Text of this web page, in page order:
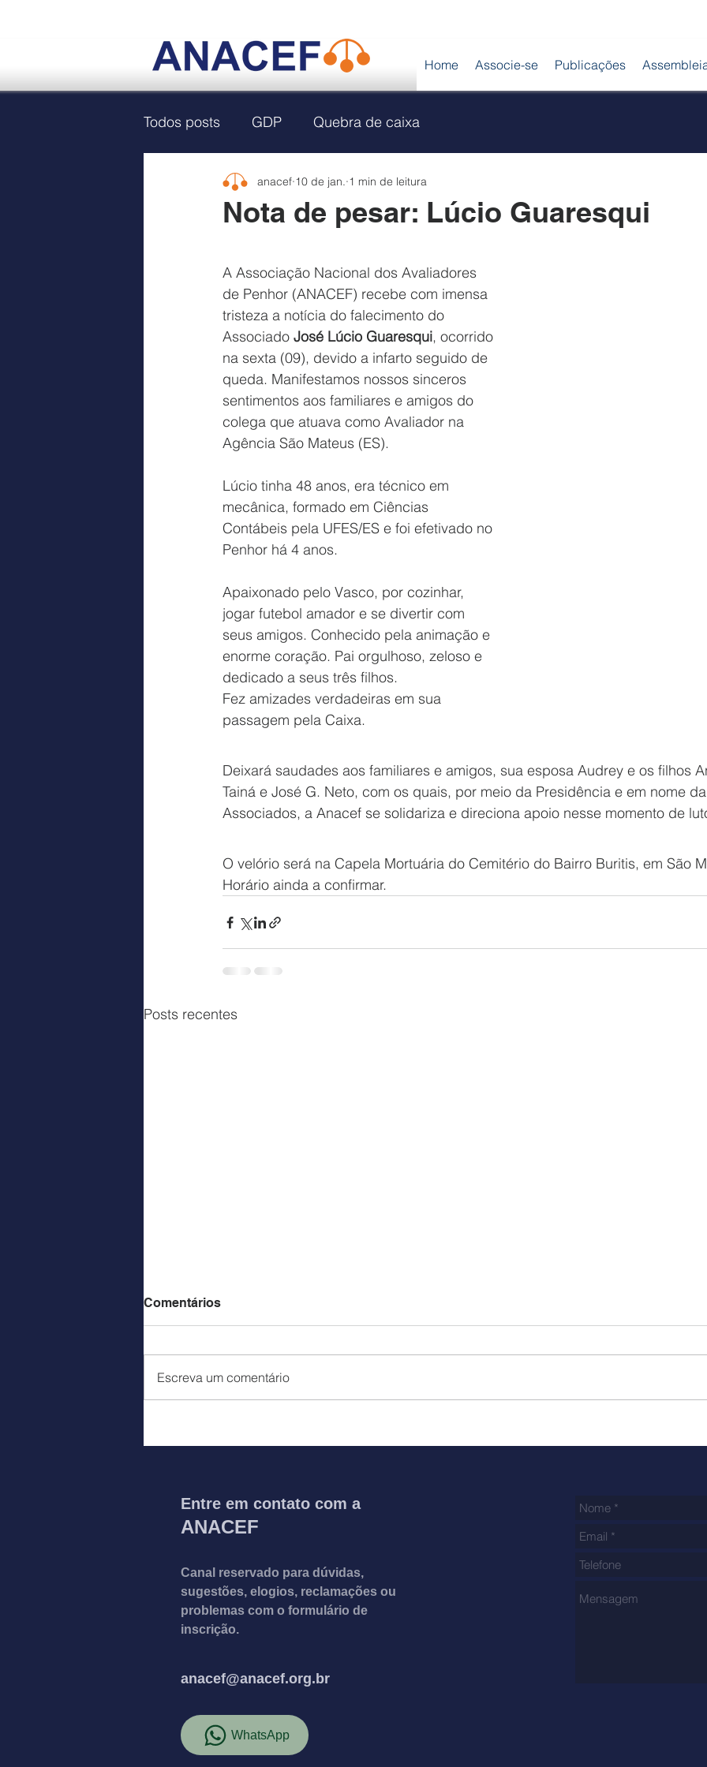
Home Associe-se Publicações
Todos posts GDP Quebra de caixa
Nota de pesar: Lúcio Guaresqui
anacef 10 de jan. 1 min de leitura
A Associação Nacional dos Avaliadores
de Penhor (ANACEF) recebe com imensa
tristeza a notícia do falecimento do
Associado José Lúcio Guaresqui, ocorrido
na sexta (09), devido a infarto seguido de
queda. Manifestamos nossos sinceros
sentimentos aos familiares e amigos do
colega que atuava como Avaliador na
Agência São Mateus (ES).
Lúcio tinha 48 anos, era técnico em
mecânica, formado em Ciências
Contábeis pela UFES/ES e foi efetivado no
Penhor há 4 anos.
Apaixonado pelo Vasco, por cozinhar,
jogar futebol amador e se divertir com
seus amigos. Conhecido pela animação e
enorme coração. Pai orgulhoso, zeloso e
dedicado a seus três filhos.
Fez amizades verdadeiras em sua
passagem pela Caixa.
Deixará saudades aos familiares e amigos, sua esposa Audrey e os filhos
Tainá e José G. Neto, com os quais, por meio da Presidência e em nome
Associados, a Anacef se solidariza e direciona apoio nesse momento de
O velório será na Capela Mortuária do Cemitério do Bairro Buritis, em São
Horário ainda a confirmar.
Posts recentes
Silveira Pessoa da Silva
ampla maioria, ajuizamento
Comentários
Escreva um comentário
Entre em contato com a
ANACEF
Canal reservado para dúvidas,
sugestões, elogios, reclamações ou
problemas com o formulário de
inscrição.
anacef@anacef.org.br
WhatsApp